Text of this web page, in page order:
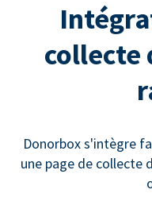
collecte
Donorbox s'intègre
une page de collecte